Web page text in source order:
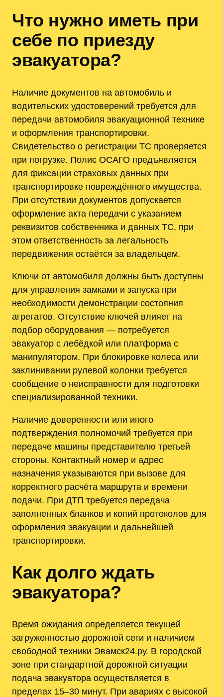
Что нужно иметь при
себе по приезду
эвакуатора?
Наличие документов на автомобиль и
водительских удостоверений требуется для
передачи автомобиля эвакуационной технике
и оформления транспортировки.
Свидетельство о регистрации ТС проверяется
при погрузке. Полис ОСАГО предъявляется
для фиксации страховых данных при
транспортировке повреждённого имущества.
При отсутствии документов допускается
оформление акта передачи с указанием
реквизитов собственника и данных ТС, при
этом ответственность за легальность
передвижения остаётся за владельцем.
Ключи от автомобиля должны быть доступны
для управления замками и запуска при
необходимости демонстрации состояния
агрегатов. Отсутствие ключей влияет на
подбор оборудования — потребуется
эвакуатор с лебёдкой или платформа с
манипулятором. При блокировке колеса или
заклинивании рулевой колонки требуется
сообщение о неисправности для подготовки
специализированной техники.
Наличие доверенности или иного
подтверждения полномочий требуется при
передаче машины представителю третьей
стороны. Контактный номер и адрес
назначения указываются при вызове для
корректного расчёта маршрута и времени
подачи. При ДТП требуется передача
заполненных бланков и копий протоколов для
оформления эвакуации и дальнейшей
транспортировки.
Как долго ждать
эвакуатора?
Время ожидания определяется текущей
загруженностью дорожной сети и наличием
свободной техники Эвамск24.ру. В городской
зоне при стандартной дорожной ситуации
подача эвакуатора осуществляется в
пределах 15–30 минут. При авариях с высокой